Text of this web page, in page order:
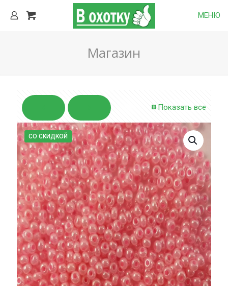
МЕНЮ
Магазин
Показать все
СО СКИДКОЙ